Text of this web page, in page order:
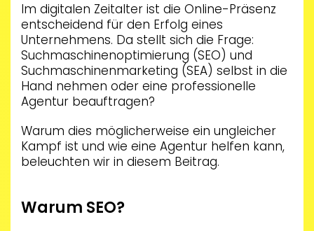
Im digitalen Zeitalter ist die Online-Präsenz
entscheidend für den Erfolg eines
Unternehmens. Da stellt sich die Frage:
Suchmaschinenoptimierung (SEO) und
Suchmaschinenmarketing (SEA) selbst in die
Hand nehmen oder eine professionelle
Agentur beauftragen?
Warum dies möglicherweise ein ungleicher
Kampf ist und wie eine Agentur helfen kann,
beleuchten wir in diesem Beitrag.
Warum SEO?